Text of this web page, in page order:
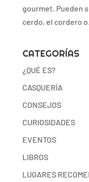
gourmet. Pueden
cerdo, el cordero
CATEGORÍAS
¿QUÉ ES?
CASQUERÍA
CONSEJOS
CURIOSIDADES
EVENTOS
LIBROS
LUGARES